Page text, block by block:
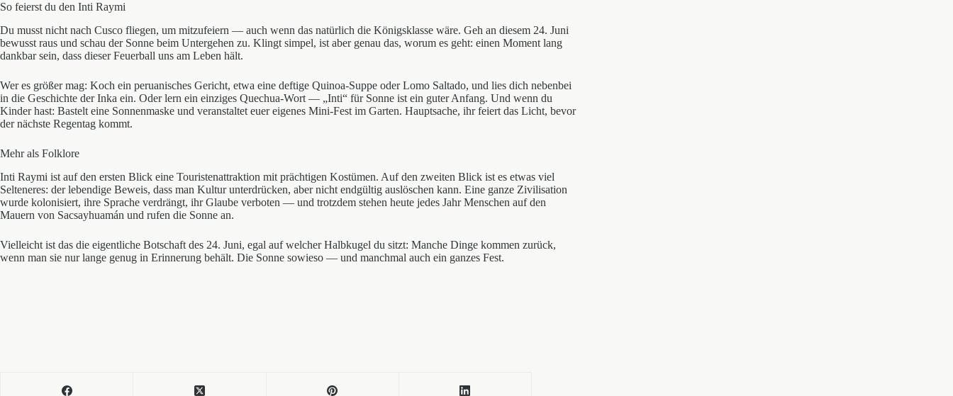
So feierst du den Inti Raymi
Du musst nicht nach Cusco fliegen, um mitzufeiern — auch wenn das natürlich die Königsklasse wäre. Geh an diesem 24. Juni
bewusst raus und schau der Sonne beim Untergehen zu. Klingt simpel, ist aber genau das, worum es geht: einen Moment lang
dankbar sein, dass dieser Feuerball uns am Leben hält.
Wer es größer mag: Koch ein peruanisches Gericht, etwa eine deftige Quinoa-Suppe oder Lomo Saltado, und lies dich nebenbei
in die Geschichte der Inka ein. Oder lern ein einziges Quechua-Wort — „Inti“ für Sonne ist ein guter Anfang. Und wenn du
Kinder hast: Bastelt eine Sonnenmaske und veranstaltet euer eigenes Mini-Fest im Garten. Hauptsache, ihr feiert das Licht, bevor
der nächste Regentag kommt.
Mehr als Folklore
Inti Raymi ist auf den ersten Blick eine Touristenattraktion mit prächtigen Kostümen. Auf den zweiten Blick ist es etwas viel
Selteneres: der lebendige Beweis, dass man Kultur unterdrücken, aber nicht endgültig auslöschen kann. Eine ganze Zivilisation
wurde kolonisiert, ihre Sprache verdrängt, ihr Glaube verboten — und trotzdem stehen heute jedes Jahr Menschen auf den
Mauern von Sacsayhuamán und rufen die Sonne an.
Vielleicht ist das die eigentliche Botschaft des 24. Juni, egal auf welcher Halbkugel du sitzt: Manche Dinge kommen zurück,
wenn man sie nur lange genug in Erinnerung behält. Die Sonne sowieso — und manchmal auch ein ganzes Fest.